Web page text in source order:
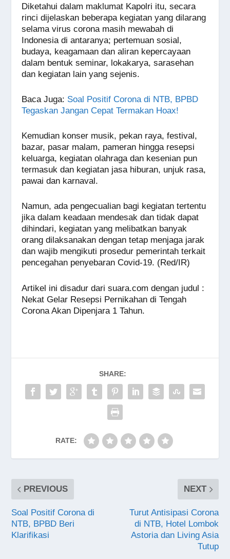
Diketahui dalam maklumat Kapolri itu, secara
rinci dijelaskan beberapa kegiatan yang dilarang
selama virus corona masih mewabah di
Indonesia di antaranya; pertemuan sosial,
budaya, keagamaan dan aliran kepercayaan
dalam bentuk seminar, lokakarya, sarasehan
dan kegiatan lain yang sejenis.
Baca Juga: Soal Positif Corona di NTB, BPBD
Tegaskan Jangan Cepat Termakan Hoax!
Kemudian konser musik, pekan raya, festival,
bazar, pasar malam, pameran hingga resepsi
keluarga, kegiatan olahraga dan kesenian pun
termasuk dan kegiatan jasa hiburan, unjuk rasa,
pawai dan karnaval.
Namun, ada pengecualian bagi kegiatan tertentu
jika dalam keadaan mendesak dan tidak dapat
dihindari, kegiatan yang melibatkan banyak
orang dilaksanakan dengan tetap menjaga jarak
dan wajib mengikuti prosedur pemerintah terkait
pencegahan penyebaran Covid-19. (Red/IR)
Artikel ini disadur dari suara.com dengan judul :
Nekat Gelar Resepsi Pernikahan di Tengah
Corona Akan Dipenjara 1 Tahun.
SHARE:
RATE:
PREVIOUS
Soal Positif Corona di
NTB, BPBD Beri
Klarifikasi
NEXT
Turut Antisipasi Corona
di NTB, Hotel Lombok
Astoria dan Living Asia
Tutup